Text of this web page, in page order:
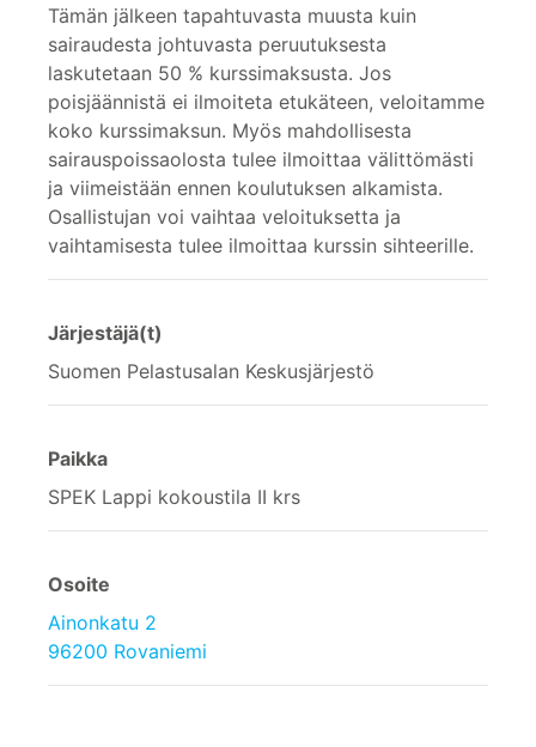
Tämän jälkeen tapahtuvasta muusta kuin
sairaudesta johtuvasta peruutuksesta
laskutetaan 50 % kurssimaksusta. Jos
poisjäännistä ei ilmoiteta etukäteen, veloitamme
koko kurssimaksun. Myös mahdollisesta
sairauspoissaolosta tulee ilmoittaa välittömästi
ja viimeistään ennen koulutuksen alkamista.
Osallistujan voi vaihtaa veloituksetta ja
vaihtamisesta tulee ilmoittaa kurssin sihteerille.
Järjestäjä(t)
Suomen Pelastusalan Keskusjärjestö
Paikka
SPEK Lappi kokoustila II krs
Osoite
Ainonkatu 2
96200 Rovaniemi